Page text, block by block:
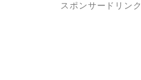
スポンサードリンク